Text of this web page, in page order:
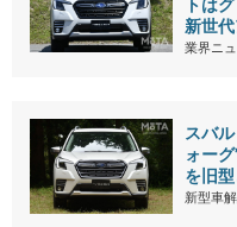
トは
新世
業界ニ
スバ
ォー
を旧
新型車